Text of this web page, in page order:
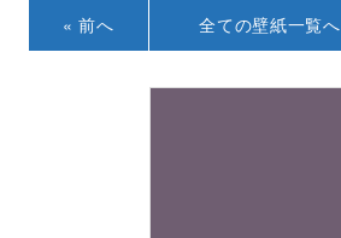
« 前へ 全ての壁紙一覧へ